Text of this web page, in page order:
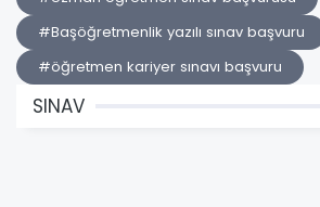
#Başöğretmenlik yazılı sınav başvuru
#öğretmen kariyer sınavı başvuru
SINAV